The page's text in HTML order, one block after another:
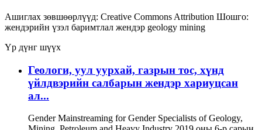
Ашиглах зөвшөөрлүүд: Creative Commons Attribution Шошго:
жендэрийн үзэл баримтлал жендэр geology mining
Үр дүнг шүүх
Геологи, уул уурхай, газрын тос, хүнд
үйлдвэрийн салбарын жендэр хариуцсан
ал...
Gender Mainstreaming for Gender Specialists of Geology,